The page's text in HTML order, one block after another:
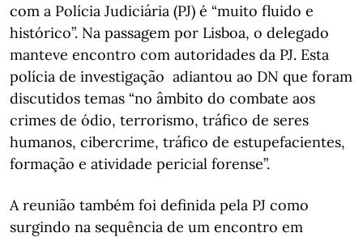
com a Polícia Judiciária (PJ) é “muito fluido e
histórico”. Na passagem por Lisboa, o delegado
manteve encontro com autoridades da PJ. Esta
polícia de investigação adiantou ao DN que foram
discutidos temas “no âmbito do combate aos
crimes de ódio, terrorismo, tráfico de seres
humanos, cibercrime, tráfico de estupefacientes,
formação e atividade pericial forense”.
A reunião também foi definida pela PJ como
surgindo na sequência de um encontro em